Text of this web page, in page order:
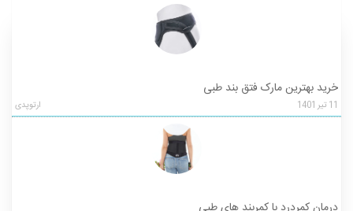
خرید بهترین مارک فتق بند طبی
11تیر 1401 ارتوپدی